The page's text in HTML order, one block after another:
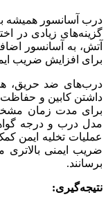
درب آسانسور همیشه
گزینه‌های زیادی در
آتش، به آسانسور
برای افزایش ضریب
درب‌های ضد حریق،
داشتن کابین و
برای مدت زمان
مدل درب و درجه
عملیات تخلیه ایمن
ضریب ایمنی
برسانند.
نتیجه‌گیری: